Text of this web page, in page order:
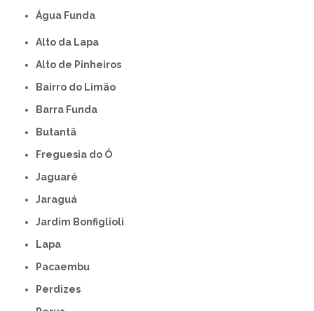
Água Funda
Alto da Lapa
Alto de Pinheiros
Bairro do Limão
Barra Funda
Butantã
Freguesia do Ó
Jaguaré
Jaraguá
Jardim Bonfiglioli
Lapa
Pacaembu
Perdizes